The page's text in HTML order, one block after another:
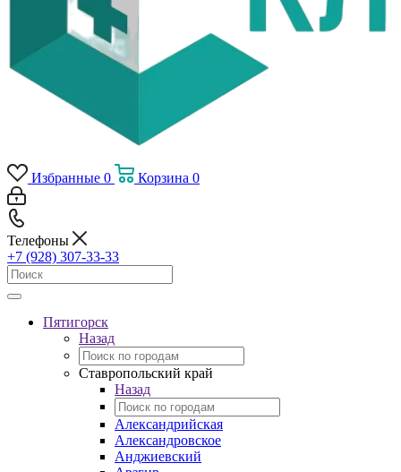
Избранные 0 Корзина 0
Телефоны
+7 (928) 307-33-33
Пятигорск
Назад
Ставропольский край
Назад
Александрийская
Александровское
Анджиевский